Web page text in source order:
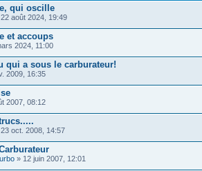
qui oscille
août 2024, 19:49
et accoups
2024, 11:00
qui a sous le carburateur!
2009, 16:35
2007, 08:12
oct. 2008, 14:57
» 12 juin 2007, 12:01